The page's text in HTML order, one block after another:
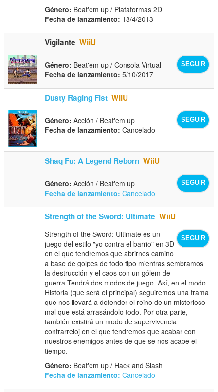
Género: Beat'em up / Plataformas 2D
Fecha de lanzamiento: 18/4/2013
Vigilante WiiU
SEGUIR
Género: Beat'em up / Consola Virtual
Fecha de lanzamiento: 5/10/2017
Dusty Raging Fist WiiU
SEGUIR
Género: Acción / Beat'em up
Fecha de lanzamiento: Cancelado
Shaq Fu: A Legend Reborn WiiU
SEGUIR
Género: Acción / Beat'em up
Fecha de lanzamiento: Cancelado
Strength of the Sword: Ultimate WiiU
SEGUIR
Strength of the Sword: Ultimate es un
juego del estilo "yo contra el barrio" en 3D
en el que tendremos que abrirnos camino
a base de golpes de todo tipo mientras sembramos
la destrucción y el caos con un gólem de
guerra.Tendrá dos modos de juego. Así, en el modo
Historia (que será el principal) seguiremos una trama
que nos llevará a defender el reino de un misterioso
mal que está arrasándolo todo. Por otra parte,
también existirá un modo de supervivencia
contrarreloj en el que tendremos que acabar con
nuestros enemigos antes de que se nos acabe el
tiempo.
Género: Beat'em up / Hack and Slash
Fecha de lanzamiento: Cancelado